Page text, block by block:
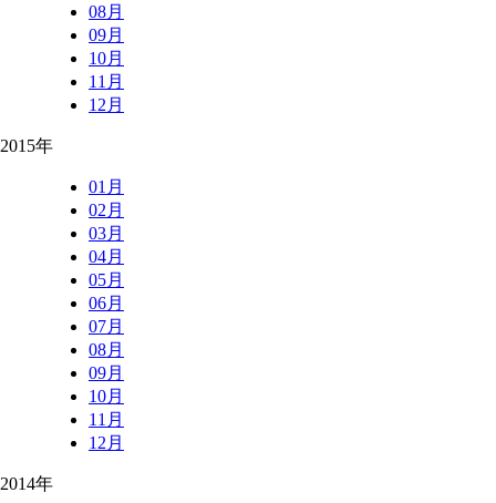
08月
09月
10月
11月
12月
2015年
01月
02月
03月
04月
05月
06月
07月
08月
09月
10月
11月
12月
2014年